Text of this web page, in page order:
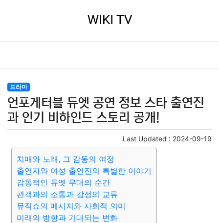
WIKI TV
드라마
언포게터블 듀엣 공연 정보 스타 출연진
과 인기 비하인드 스토리 공개!
Last Updated : 2024-09-19
치매와 노래, 그 감동의 여정
출연자와 여성 출연진의 특별한 이야기
감동적인 듀엣 무대의 순간
관객과의 소통과 감정의 교류
뮤직쇼의 메시지와 사회적 의미
미래의 방향과 기대되는 변화